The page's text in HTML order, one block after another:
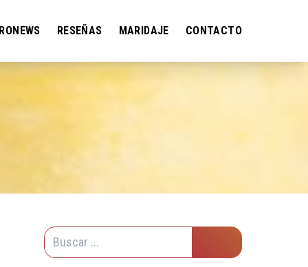
RESEÑAS MARIDAJE CONTACTO